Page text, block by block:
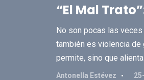
“El Mal
No son pocas las
también es violencia de
permite, sino que
Antonella Estévez